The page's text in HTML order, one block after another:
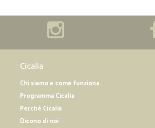
Cicalia
Chi siamo e come funziona
Programma Cicalia
Perché Cicalia
Dicono di noi